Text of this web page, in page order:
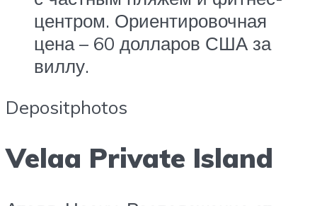
центром. Ориентировочная
цена – 60 долларов США за
виллу.
Depositphotos
Velaa Private Island